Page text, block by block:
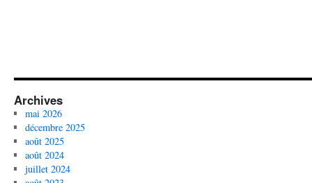
Archives
mai 2026
décembre 2025
août 2025
août 2024
juillet 2024